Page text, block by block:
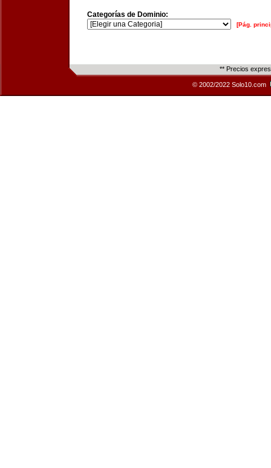
Categorías de Dominio:
[Pág.
** Precios
© 2002/2022 Solo10.com